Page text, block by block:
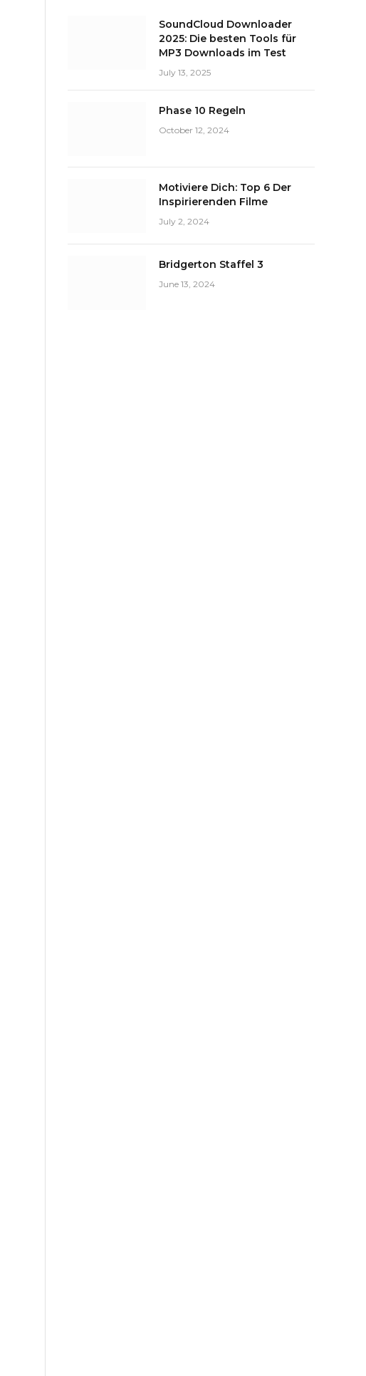
SoundCloud Downloader
2025: Die besten Tools für
MP3 Downloads im Test
July 13, 2025
Phase 10 Regeln
October 12, 2024
Motiviere Dich: Top 6 Der
Inspirierenden Filme
July 2, 2024
Bridgerton Staffel 3
June 13, 2024